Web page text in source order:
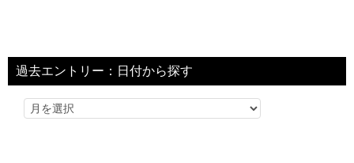
過去エントリー：日付から探す